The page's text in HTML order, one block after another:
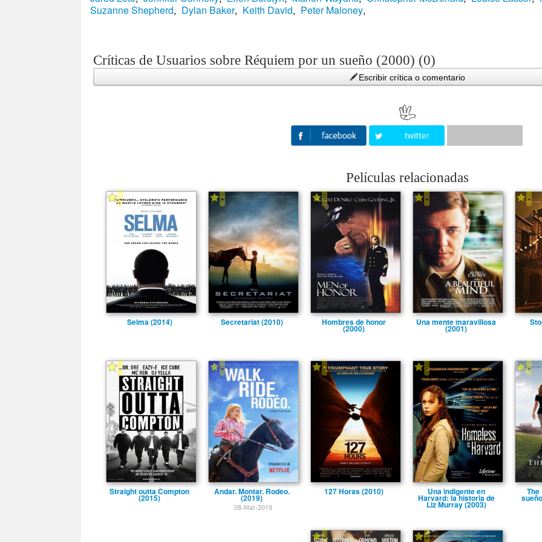
Suzanne Shepherd, Dylan Baker, Keith David, Peter Maloney,
Críticas de Usuarios sobre Réquiem por un sueño (2000) (0)
Escribir crítica o comentario
Películas relacionadas
-
Selma (2014)
-
Secretariat (2010)
-
Hombres de honor
(2000)
-
Una mente maravillosa
(2001)
-
-
Straight outta Compton
(2015)
-
Andar. Montar. Rodeo.
(2019)
08-Mar-2019
-
127 Horas (2010)
-
Una indigente en
Harvard: la historia de
Liz Murray (2003)
-
The
- -